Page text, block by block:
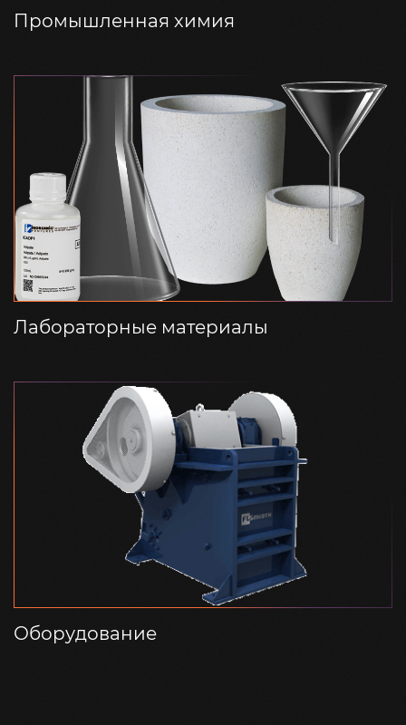
Промышленная химия
Лабораторные материалы
Оборудование